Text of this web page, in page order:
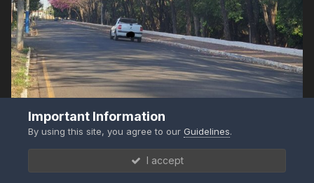
Important Information
By using this site, you agree to ourGuidelines.
I accept